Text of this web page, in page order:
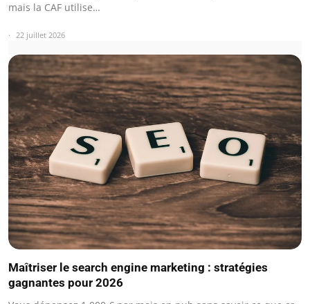
mais la CAF utilise…
22 juillet 2026
Maîtriser le search engine marketing : stratégies
gagnantes pour 2026